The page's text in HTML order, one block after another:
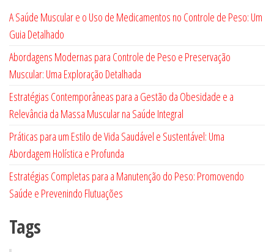
A Saúde Muscular e o Uso de Medicamentos no Controle de Peso: Um
Guia Detalhado
Abordagens Modernas para Controle de Peso e Preservação
Muscular: Uma Exploração Detalhada
Estratégias Contemporâneas para a Gestão da Obesidade e a
Relevância da Massa Muscular na Saúde Integral
Práticas para um Estilo de Vida Saudável e Sustentável: Uma
Abordagem Holística e Profunda
Estratégias Completas para a Manutenção do Peso: Promovendo
Saúde e Prevenindo Flutuações
Tags